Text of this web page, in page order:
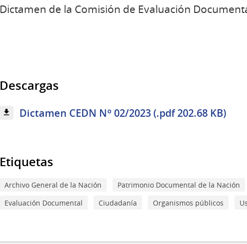
Dictamen de la Comisión de Evaluación
Descargas
Dictamen CEDN Nº 02/2023 (.pdf 202.68 KB)
Etiquetas
Archivo General de la Nación Patrimonio Documental de la Nación
Evaluación Documental
Ciudadanía Organismos públicos